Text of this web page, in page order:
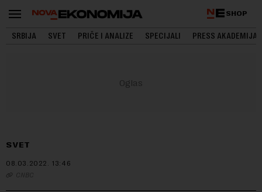
SHOP
SRBIJA SVET PRIČE I ANALIZE SPECIJALI PRESS AKADEMIJA
SVET
08.03.2022. 13:46
CNBC